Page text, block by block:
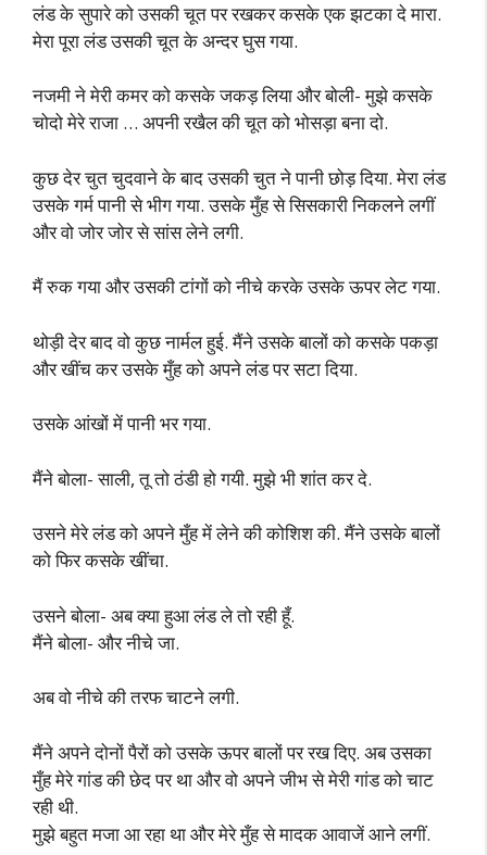
लंड के सुपारे को उसकी चूत पर रखकर कसके एक झटका दे मारा.
मेरा पूरा लंड उसकी चूत के अन्दर घुस गया.
नजमी ने मेरी कमर को कसके जकड़ लिया और बोली- मुझे कसके
चोदो मेरे राजा … अपनी रखैल की चूत को भोसड़ा बना दो.
कुछ देर चुत चुदवाने के बाद उसकी चुत ने पानी छोड़ दिया. मेरा लंड
उसके गर्म पानी से भीग गया. उसके मुँह से सिसकारी निकलने लगीं
और वो जोर जोर से सांस लेने लगी.
मैं रुक गया और उसकी टांगों को नीचे करके उसके ऊपर लेट गया.
थोड़ी देर बाद वो कुछ नार्मल हुई. मैंने उसके बालों को कसके पकड़ा
और खींच कर उसके मुँह को अपने लंड पर सटा दिया.
उसके आंखों में पानी भर गया.
मैंने बोला- साली, तू तो ठंडी हो गयी. मुझे भी शांत कर दे.
उसने मेरे लंड को अपने मुँह में लेने की कोशिश की. मैंने उसके बालों
को फिर कसके खींचा.
उसने बोला- अब क्या हुआ लंड ले तो रही हूँ.
मैंने बोला- और नीचे जा.
अब वो नीचे की तरफ चाटने लगी.
मैंने अपने दोनों पैरों को उसके ऊपर बालों पर रख दिए. अब उसका
मुँह मेरे गांड की छेद पर था और वो अपने जीभ से मेरी गांड को चाट
रही थी.
मुझे बहुत मजा आ रहा था और मेरे मुँह से मादक आवाजें आने लगीं.